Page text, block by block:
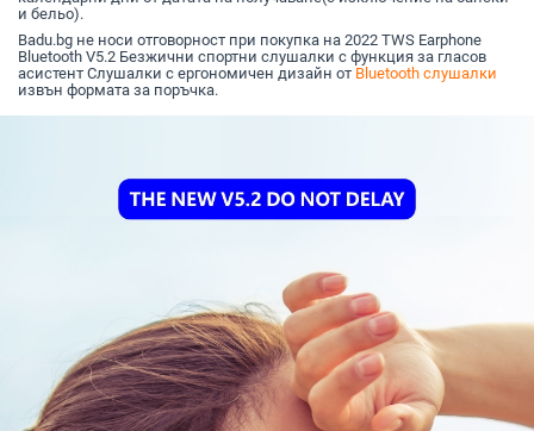
и бельо).
Badu.bg не носи отговорност при покупка на 2022 TWS Earphone
Bluetooth V5.2 Безжични спортни слушалки с функция за гласов
асистент Слушалки с ергономичен дизайн от Bluetooth слушалки
извън формата за поръчка.